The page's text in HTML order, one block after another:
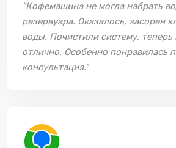
"Кофемашина не могла набрать
резервуара. Оказалось, засорен
воды. Почистили систему, теперь
отлично. Особенно понравилась
консультация."